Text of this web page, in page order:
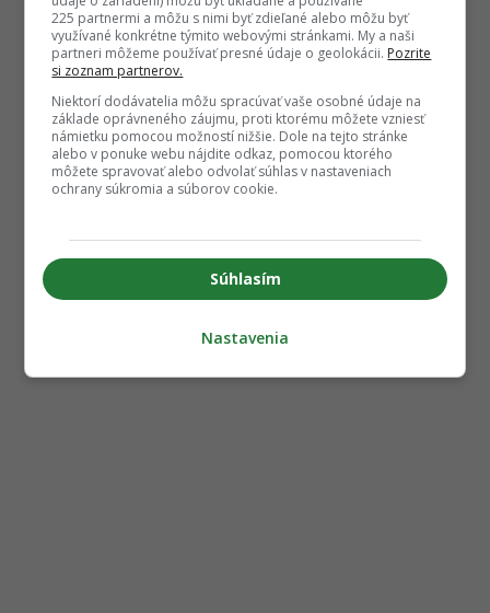
225 partnermi a môžu s nimi byť zdieľané alebo môžu byť
využívané konkrétne týmito webovými stránkami. My a naši
partneri môžeme používať presné údaje o geolokácii. Pozrite
si zoznam partnerov.
Niektorí dodávatelia môžu spracúvať vaše osobné údaje na
základe oprávneného záujmu, proti ktorému môžete vzniesť
námietku pomocou možností nižšie. Dole na tejto stránke
alebo v ponuke webu nájdite odkaz, pomocou ktorého
môžete spravovať alebo odvolať súhlas v nastaveniach
ochrany súkromia a súborov cookie.
Súhlasím
Nastavenia